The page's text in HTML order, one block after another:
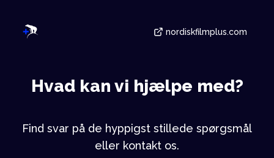
nordiskfilmplus.com
Hvad kan vi hjælpe med?
Find svar på de hyppigst stillede spørgsmål
eller kontakt os.